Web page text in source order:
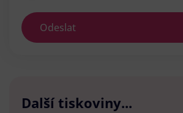
Odeslat
Další tiskoviny...